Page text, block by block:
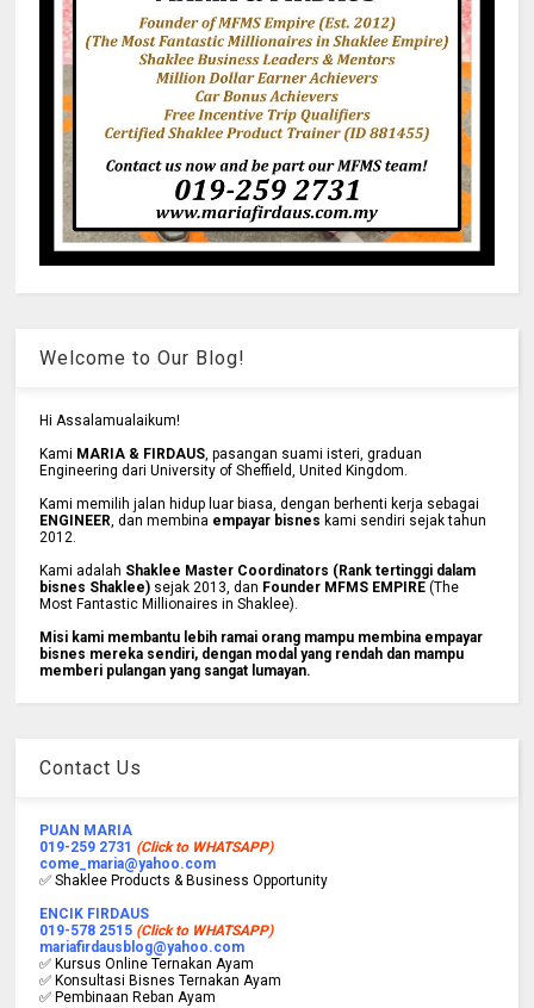
Welcome to Our Blog!
Hi Assalamualaikum!
Kami MARIA & FIRDAUS, pasangan suami isteri, graduan
Engineering dari University of Sheffield, United Kingdom.
Kami memilih jalan hidup luar biasa, dengan berhenti kerja sebagai
ENGINEER, dan membina empayar bisnes kami sendiri sejak tahun
2012.
Kami adalah Shaklee Master Coordinators (Rank tertinggi dalam
bisnes Shaklee) sejak 2013, dan Founder MFMS EMPIRE (The
Most Fantastic Millionaires in Shaklee).
Misi kami membantu lebih ramai orang mampu membina empayar
bisnes mereka sendiri, dengan modal yang rendah dan mampu
memberi pulangan yang sangat lumayan.
Contact Us
PUAN MARIA
019-259 2731 (Click to WHATSAPP)
come_maria@yahoo.com
✅ Shaklee Products & Business Opportunity
ENCIK FIRDAUS
019-578 2515 (Click to WHATSAPP)
mariafirdausblog@yahoo.com
✅ Kursus Online Ternakan Ayam
✅ Konsultasi Bisnes Ternakan Ayam
✅ Pembinaan Reban Ayam